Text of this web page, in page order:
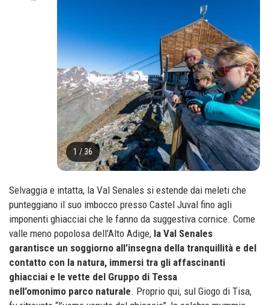
1/36
Selvaggia e intatta, la Val Senales si estende dai meleti che
punteggiano il suo imbocco presso Castel Juval fino agli
imponenti ghiacciai che le fanno da suggestiva cornice. Come
valle meno popolosa dell’Alto Adige, la Val Senales
garantisce un soggiorno all’insegna della tranquillità e del
contatto con la natura, immersi tra gli affascinanti
ghiacciai e le vette del Gruppo di Tessa
nell’omonimo parco naturale. Proprio qui, sul Giogo di Tisa,